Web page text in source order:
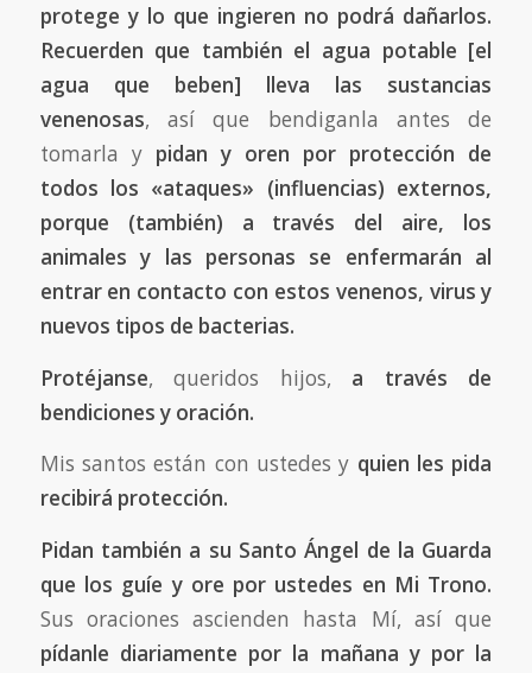
protege y lo que ingieren no podrá dañarlos.
Recuerden que también el agua potable [el
agua que beben] lleva las sustancias
venenosas, así que bendiganla antes de
tomarla y pidan y oren por protección de
todos los «ataques» (influencias) externos,
porque (también) a través del aire, los
animales y las personas se enfermarán al
entrar en contacto con estos venenos, virus y
nuevos tipos de bacterias.
Protéjanse, queridos hijos, a través de
bendiciones y oración.
Mis santos están con ustedes y quien les pida
recibirá protección.
Pidan también a su Santo Ángel de la Guarda
que los guíe y ore por ustedes en Mi Trono.
Sus oraciones ascienden hasta Mí, así que
pídanle diariamente por la mañana y por la